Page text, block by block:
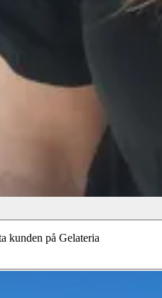
kunden på Gelateria